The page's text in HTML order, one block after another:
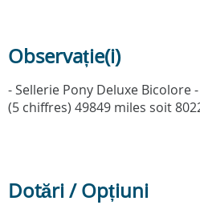
Observație(i)
- Sellerie Pony Deluxe Bicolore
(5 chiffres) 49849 miles soit
Dotări / Opțiuni